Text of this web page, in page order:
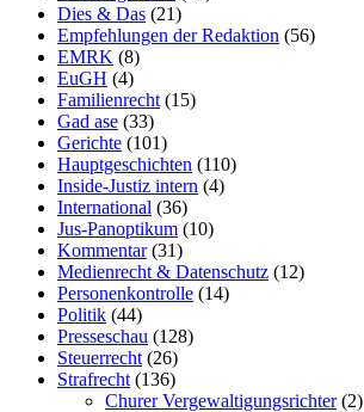
Dies & Das (21)
Empfehlungen der Redaktion (56)
EMRK (8)
EuGH (4)
Familienrecht (15)
Gad ase (33)
Gerichte (101)
Hauptgeschichten (110)
Inside-Justiz intern (4)
International (36)
Jus-Panoptikum (10)
Kommentar(31)
Medienrecht & Datenschutz (12)
Personenkontrolle (14)
Politik (44)
Presseschau (128)
Steuerrecht (26)
Strafrecht (136)
Churer Vergewaltigungsrichter(2)